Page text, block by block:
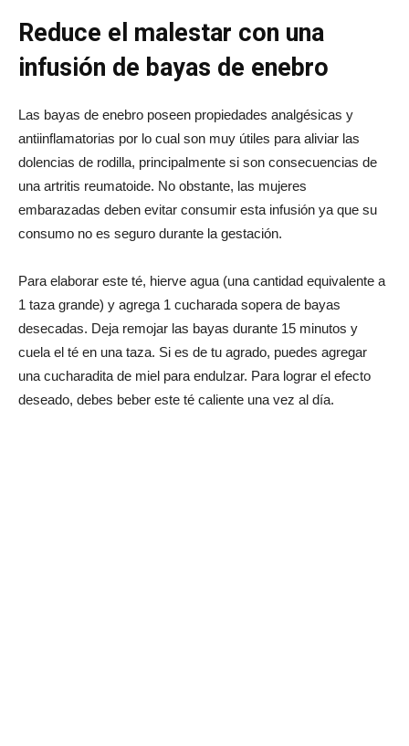
Reduce el malestar con una
infusión de bayas de enebro
Las bayas de enebro poseen propiedades analgésicas y
antiinflamatorias por lo cual son muy útiles para aliviar las
dolencias de rodilla, principalmente si son consecuencias de
una artritis reumatoide. No obstante, las mujeres
embarazadas deben evitar consumir esta infusión ya que su
consumo no es seguro durante la gestación.
Para elaborar este té, hierve agua (una cantidad equivalente a
1 taza grande) y agrega 1 cucharada sopera de bayas
desecadas. Deja remojar las bayas durante 15 minutos y
cuela el té en una taza. Si es de tu agrado, puedes agregar
una cucharadita de miel para endulzar. Para lograr el efecto
deseado, debes beber este té caliente una vez al día.